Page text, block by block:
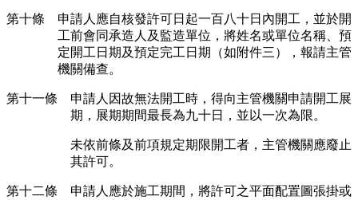
第十條 申請人應自核發許可日起一百八十日內開工，並於開
工前會同承造人及監造單位，將姓名或單位名稱、預
定開工日期及預定完工日期（如附件三），報請主管
機關備查。
第十一條 申請人因故無法開工時，得向主管機關申請開工展
期，展期期間最長為九十日，並以一次為限。
未依前條及前項規定期限開工者，主管機關應廢止
其許可。
第十二條 申請人應於施工期間，將許可之平面配置圖張掛或